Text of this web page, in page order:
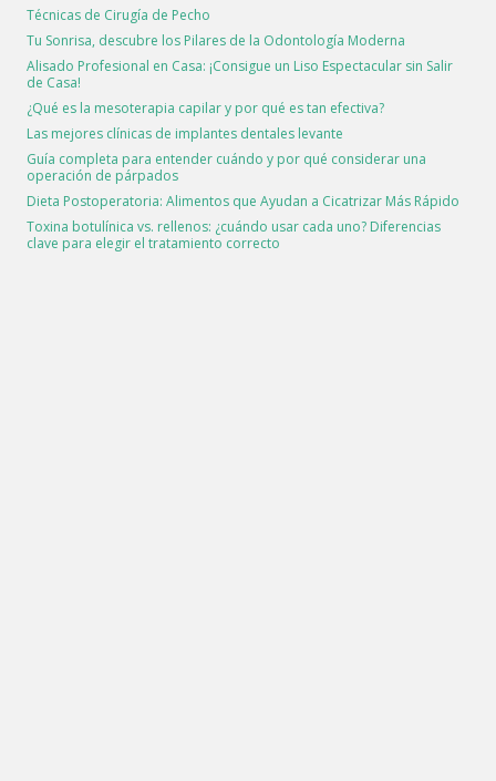
Técnicas de Cirugía de Pecho
Tu Sonrisa, descubre los Pilares de la Odontología Moderna
Alisado Profesional en Casa: ¡Consigue un Liso Espectacular sin Salir
de Casa!
¿Qué es la mesoterapia capilar y por qué es tan efectiva?
Las mejores clínicas de implantes dentales levante
Guía completa para entender cuándo y por qué considerar una
operación de párpados
Dieta Postoperatoria: Alimentos que Ayudan a Cicatrizar Más Rápido
Toxina botulínica vs. rellenos: ¿cuándo usar cada uno? Diferencias
clave para elegir el tratamiento correcto